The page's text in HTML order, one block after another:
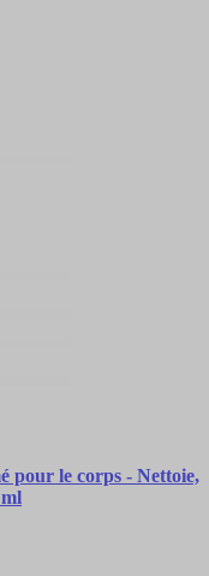
pour le corps - Nettoie,